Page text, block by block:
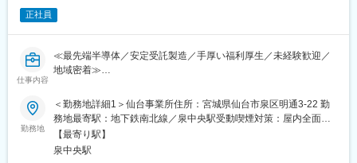
■企業説明：
東証プライム上場の大手総合電子部品グローバルメーカーで、
ます。
主要な市場は国内以外にも、米州／欧州／中国／ASEAN／インド
など拡大しており、車載／民生／産業機器など多岐にわたる製品
を保有し、幅広い業界と取引を行っています。また、従業員の方
正社員
仕事内容
≪最先端半導体／安定受託製造／手厚い福利厚生／未経験歓迎／
地域密着≫
■この求人のオススメポイント：
・未経験から回路設計・実機検証まで一貫して学べる研修制度あ
り
・安定した受託組立と保守事業に裏打ちされた経営基盤で長く働
ける
勤務地
＜勤務地詳細1＞仙台事業所住所：宮城県仙台市泉区明通3-22 勤
務地最寄駅：地下鉄南北線／泉中央駅受動喫煙対策：屋内全面禁
煙＜勤務地詳細2＞勤務地（宮城県仙台市）住所：宮城県仙台市
受動喫煙対策：屋内全面禁煙変更の範囲：会社の定める事業所
【最寄り駅】
泉中央駅